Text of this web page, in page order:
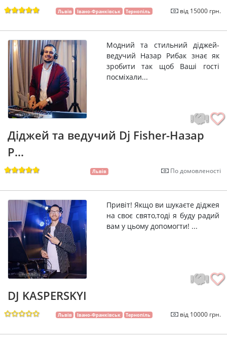
Львів Івано-Франківськ Тернопіль від 15000 грн.
Онлайн
Модний та стильний діджей-
ведучий Назар Рибак знає як
зробити так щоб Ваші гості
посміхали...
Діджей та ведучий Dj Fisher-Назар
Р...
Львів По домовленості
Онлайн
Привіт! Якщо ви шукаєте діджея
на своє свято,тоді я буду радий
вам у цьому допомогти! ...
DJ KASPERSKYI
Львів Івано-Франківськ Тернопіль від 10000 грн.